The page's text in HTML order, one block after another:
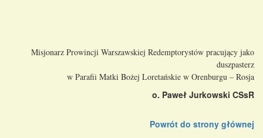
Misjonarz Prowincji Warszawskiej Redemptorystów pracujący jako
duszpasterz
w Parafii Matki Bożej Loretańskie w Orenburgu – Rosja
o. Paweł Jurkowski CSsR
Powrót do strony głównej